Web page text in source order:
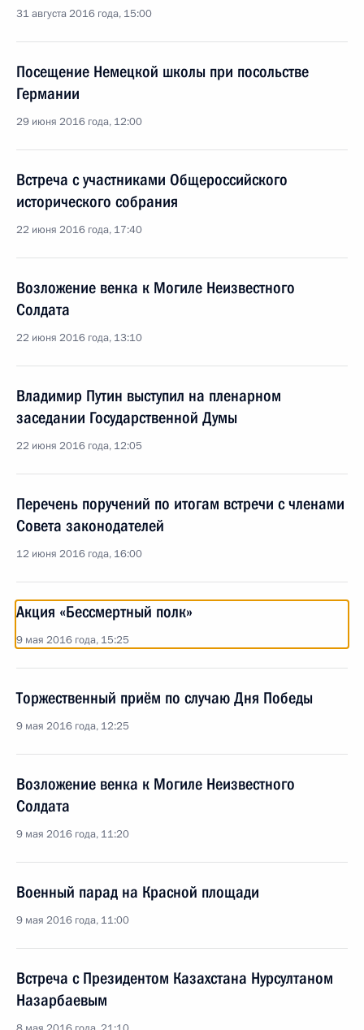
31 августа 2016 года, 15:00
Посещение Немецкой школы при посольстве
Германии
29 июня 2016 года, 12:00
Встреча с участниками Общероссийского
исторического собрания
22 июня 2016 года, 17:40
Возложение венка к Могиле Неизвестного
Солдата
22 июня 2016 года, 13:10
Владимир Путин выступил на пленарном
заседании Государственной Думы
22 июня 2016 года, 12:05
Перечень поручений по итогам встречи с членами
Совета законодателей
12 июня 2016 года, 16:00
Акция «Бессмертный полк»
9 мая 2016 года, 15:25
Торжественный приём по случаю Дня Победы
9 мая 2016 года, 12:25
Возложение венка к Могиле Неизвестного
Солдата
9 мая 2016 года, 11:20
Военный парад на Красной площади
9 мая 2016 года, 11:00
Встреча с Президентом Казахстана Нурсултаном
Назарбаевым